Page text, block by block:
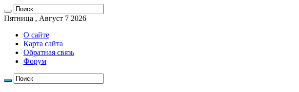
Пятница , Август 7 2026
О сайте
Карта сайта
Обратная связь
Форум